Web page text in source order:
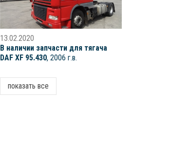
13.02.2020
В наличии запчасти для тягача
DAF XF 95.430, 2006 г.в.
показать все